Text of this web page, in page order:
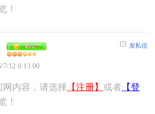
！
7/12 0:13:00
发私信
网内容，请选择 【注册】 或者 【登
！